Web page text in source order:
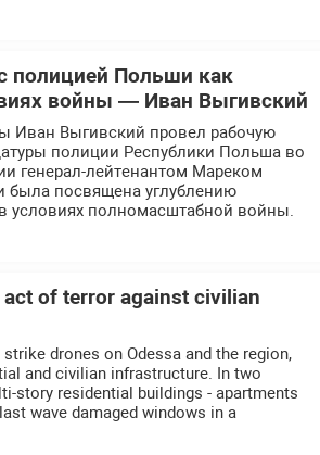
полицией Польши как
войны — Иван Выгивский
Иван Выгивский провел рабочую
полиции Республики Польша во
генерал-лейтенантом Мареком
была посвящена углублению
условиях полномасштабной войны.
of terror against civilian
drones on Odessa and the region,
and civilian infrastructure. In two
story residential buildings - apartments
wave damaged windows in a